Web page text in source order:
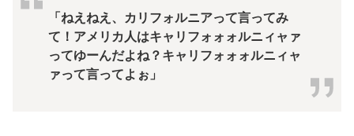
「ねえねえ、カリフォルニアって言ってみ
て！アメリカ人はキャリフォォォルニィャァ
ってゆーんだよね？キャリフォォォルニィャ
ァって言ってよぉ」